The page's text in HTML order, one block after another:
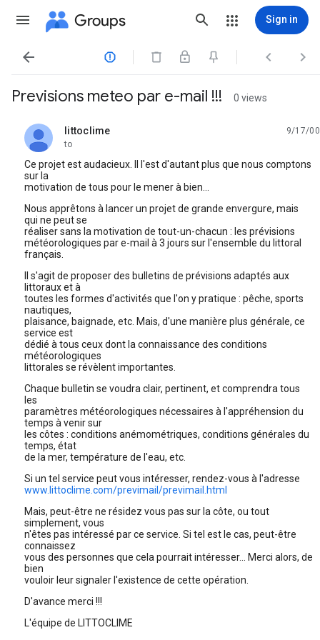
Groups Sign in
   
Previsions meteo par e-mail !!! 0 views
littoclime
unread,
9/17/00
to
Ce projet est audacieux. Il l'est d'autant plus que nous comptons
sur la
motivation de tous pour le mener à bien...
Nous apprêtons à lancer un projet de grande envergure, mais
qui ne peut se
réaliser sans la motivation de tout-un-chacun : les prévisions
météorologiques par e-mail à 3 jours sur l'ensemble du littoral
français.
Il s'agit de proposer des bulletins de prévisions adaptés aux
littoraux et à
toutes les formes d'activités que l'on y pratique : pêche, sports
nautiques,
plaisance, baignade, etc. Mais, d'une manière plus générale, ce
service est
dédié à tous ceux dont la connaissance des conditions
météorologiques
littorales se révèlent importantes.
Chaque bulletin se voudra clair, pertinent, et comprendra tous
les
paramètres météorologiques nécessaires à l'appréhension du
temps à venir sur
les côtes : conditions anémométriques, conditions générales du
temps, état
de la mer, température de l'eau, etc.
Si un tel service peut vous intéresser, rendez-vous à l'adresse
www.littoclime.com/previmail/previmail.html
Mais, peut-être ne résidez vous pas sur la côte, ou tout
simplement, vous
n'êtes pas intéressé par ce service. Si tel est le cas, peut-être
connaissez
vous des personnes que cela pourrait intéresser... Merci alors, de
bien
vouloir leur signaler l'existence de cette opération.
D'avance merci !!!
L'équipe de LITTOCLIME